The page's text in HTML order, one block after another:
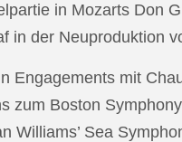
in Mozarts Don
in der Neuproduktion
Engagements mit
zum Boston
Williams’ Sea